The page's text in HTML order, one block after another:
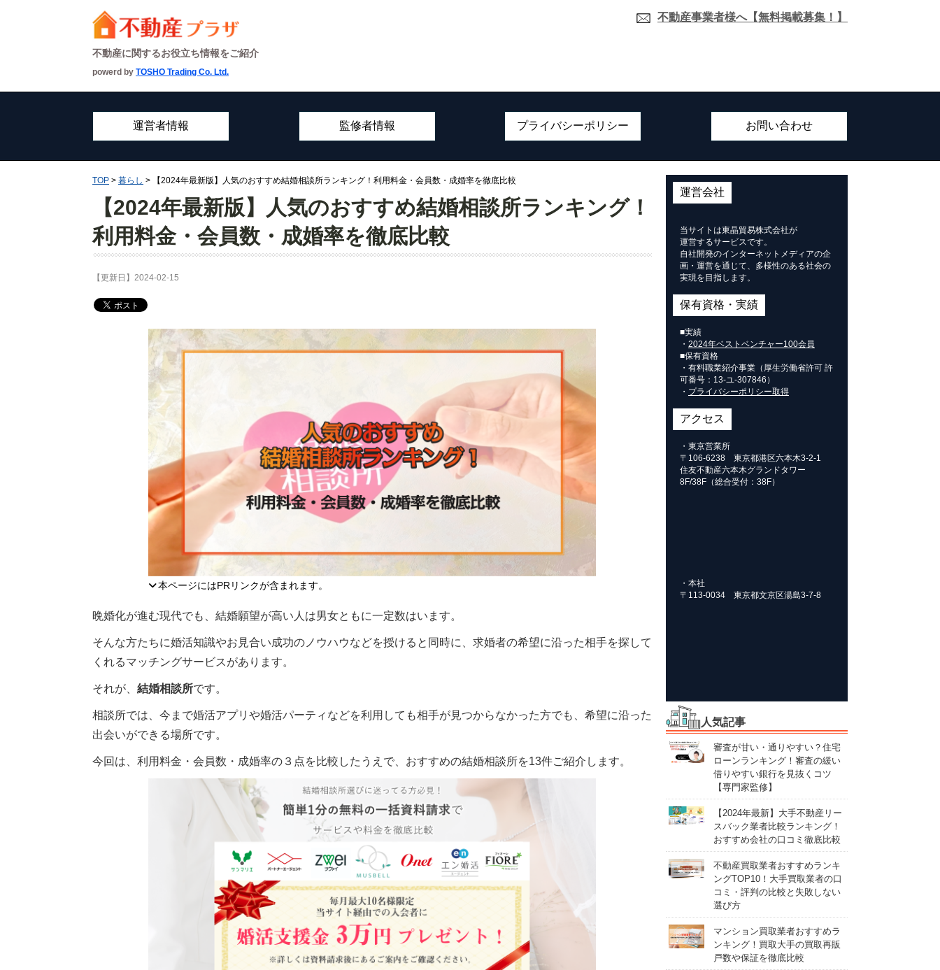
不動産に関するお役立ち情報をご紹介
powerd by TOSHO Trading Co. Ltd.
不動産事業者様へ【無料掲載募集！】
運営者情報 監修者情報 プライバシーポリシー お問い合わせ
TOP > 暮らし > 【2024年最新版】人気のおすすめ結婚相談所ランキング！利用料金・会員数・成婚率を徹底比較
【2024年最新版】人気のおすすめ結婚相談所ランキング！
利用料金・会員数・成婚率を徹底比較
【更新日】2024-02-15
本ページにはPRリンクが含まれます。
晩婚化が進む現代でも、結婚願望が高い人は男女ともに一定数はいます。
そんな方たちに婚活知識やお見合い成功のノウハウなどを授けると同時に、求婚者の希望に沿った相手を探して
くれるマッチングサービスがあります。
それが、 結婚相談所です。
相談所では、今まで婚活アプリや婚活パーティなどを利用しても相手が見つからなかった方でも、希望に沿った
出会いができる場所です。
今回は、利用料金・会員数・成婚率の３点を比較したうえで、おすすめの結婚相談所を13件ご紹介します。
運営会社
当サイトは東晶貿易株式会社が
運営するサービスです。
自社開発のインターネットメディアの企
画・運営を通じて、多様性のある社会の
実現を目指します。
保有資格・実績
■実績
・ 2024年ベストベンチャー100会員
■保有資格
・有料職業紹介事業（厚生労働省許可 許
可番号： 13-ユ-307846 ）
・ プライバシーポリシー取得
アクセス
・東京営業所
〒106-6238 東京都港区六本木3-2-1
住友不動産六本木グランドタワー
8F/38F（総合受付：38F）
・本社
〒113-0034 東京都文京区湯島3-7-8
人気記事
審査が甘い・通りやすい？住宅
ローンランキング！審査の緩い
借りやすい銀行を見抜くコツ
【専門家監修】
【2024年最新】大手不動産リー
スバック業者比較ランキング！
おすすめ会社の口コミ徹底比較
不動産買取業者おすすめランキ
ングTOP10！大手買取業者の口
コミ・評判の比較と失敗しない
選び方
マンション買取業者おすすめラ
ンキング！買取大手の買取再販
戸数や保証を徹底比較